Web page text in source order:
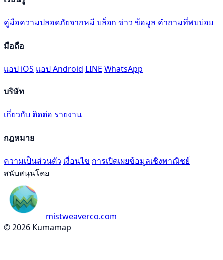
คู่มือความปลอดภัยจากหมี บล็อก ข่าว ข้อมูล คำถามที่พบบ่อย
มือถือ
แอป iOS แอป Android LINE WhatsApp
บริษัท
เกี่ยวกับ ติดต่อ รายงาน
กฎหมาย
ความเป็นส่วนตัว เงื่อนไข การเปิดเผยข้อมูลเชิงพาณิชย์
สนับสนุนโดย
mistweaverco.com
© 2026 Kumamap